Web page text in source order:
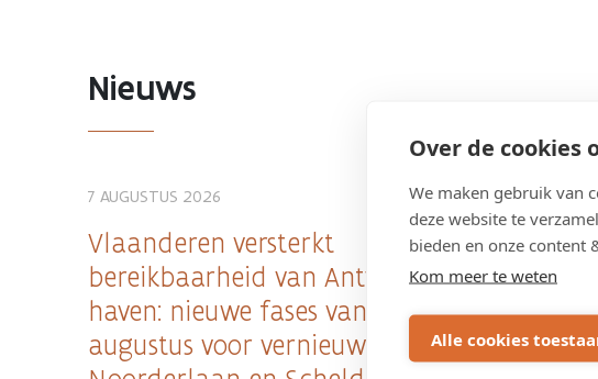
Over de cookies
We maken gebruik van
deze website te
bieden en onze content
Kom meer te weten
Alle cookies
Nieuws
7 AUGUSTUS 2026
Vlaanderen versterkt
bereikbaarheid van Antwerpse
haven: nieuwe fases vanaf eind
augustus voor vernieuwing
7
met